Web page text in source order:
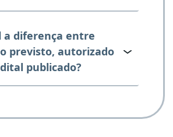
a diferença entre
previsto, autorizado
publicado?